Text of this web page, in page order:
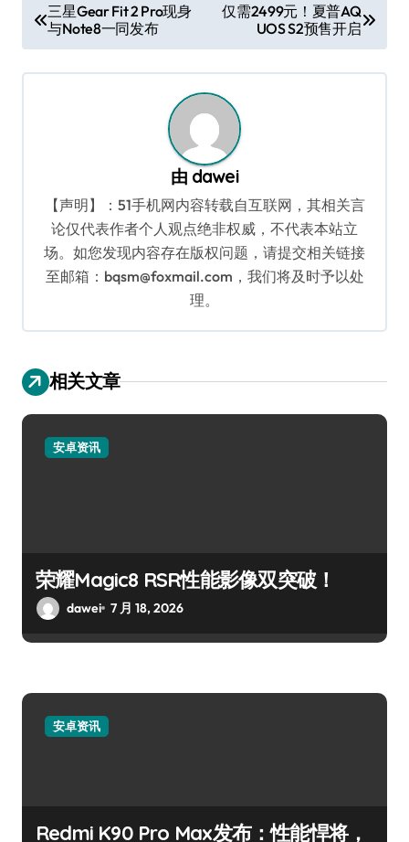
章
导
三星Gear Fit 2 Pro现身
与Note8一同发布
仅需2499元！夏普AQ
UOS S2预售开启
由 dawei
【声明】：51手机网内容转载自互联网，其相关言
论仅代表作者个人观点绝非权威，不代表本站立
场。如您发现内容存在版权问题，请提交相关链接
至邮箱：bqsm@foxmail.com，我们将及时予以处
理。
相关文章
安卓资讯
荣耀Magic8 RSR性能影像双突破！
dawei 7 月 18, 2026
安卓资讯
Redmi K90 Pro Max发布：性能悍将，